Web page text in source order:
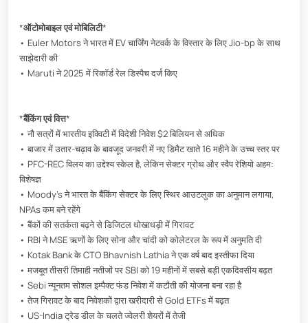
*ऑटोमोबाइल एवं मोबिलिटी*
• Euler Motors ने भारत में EV चार्जिंग नेटवर्क के विस्तार के लिए Jio-bp के साथ
साझेदारी की
• Maruti ने 2025 में रिकॉर्ड रेल डिस्पैच दर्ज किए
*बैंकिंग एवं वित्त*
• नौ सत्रों में भारतीय इक्विटी में विदेशी निवेश $2 बिलियन से अधिक
• बाजार में उतार-चढ़ाव के बावजूद जनवरी में नए डिमैट खाते 16 महीने के उच्च स्तर पर
• PFC-REC विलय का उद्देश्य स्केल है, लेकिन सेक्टर ग्रोथ और स्वैप रेशियो अहम:
विशेषज्ञ
• Moody’s ने भारत के बैंकिंग सेक्टर के लिए स्थिर आउटलुक का अनुमान लगाया,
NPAs कम बने रहेंगे
• बैंकों की सतर्कता बढ़ने से डिजिटल धोखाधड़ी में गिरावट
• RBI ने MSE ऋणों के लिए सोना और चांदी को कोलेटरल के रूप में अनुमति दी
• Kotak Bank के CTO Bhavnish Lathia ने एक वर्ष बाद इस्तीफा दिया
• मजबूत तीसरी तिमाही नतीजों पर SBI को 19 महीनों में सबसे बड़ी एकदिवसीय बढ़त
• Sebi न्यूनतम सोशल इम्पैक्ट फंड निवेश में कटौती की योजना बना रहा है
• तेज गिरावट के बाद निवेशकों द्वारा खरीदारी से Gold ETFs में बढ़त
• US-India ट्रेड डील के चलते ज्वेलरी शेयरों में तेजी